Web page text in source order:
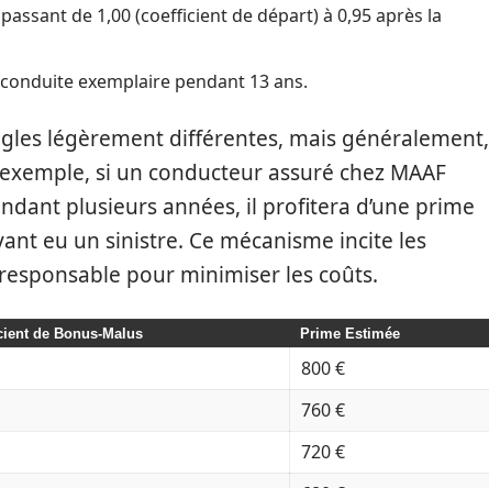
de 1,00 (coefficient de départ) à 0,95 après la
exemplaire pendant 13 ans.
légèrement différentes, mais généralement,
si un conducteur assuré chez MAAF
plusieurs années, il profitera d’une prime
eu un sinistre. Ce mécanisme incite les
pour minimiser les coûts.
de Bonus-Malus Prime Estimée
800 €
760 €
720 €